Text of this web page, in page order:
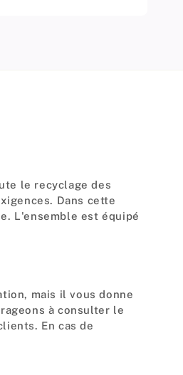
le recyclage des
Dans cette
L'ensemble est équipé
mais il vous donne
à consulter le
En cas de